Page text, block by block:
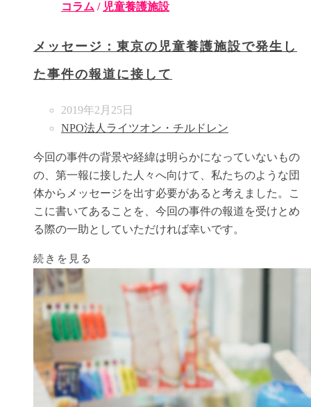
コラム / 児童養護施設
メッセージ：東京の児童養護施設で発生し
た事件の報道に接して
2019年2月25日
NPO法人ライツオン・チルドレン
今回の事件の背景や経緯は明らかになっていないもの
の、第一報に接した人々へ向けて、私たちのような団
体からメッセージを出す必要があると考えました。こ
こに書いてあることを、今回の事件の報道を受けとめ
る際の一助としていただければ幸いです。
続きを見る